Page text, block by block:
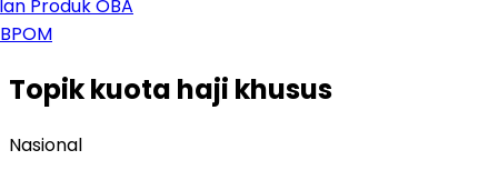
Produk OBA
Topikkuota haji khusus
Nasional